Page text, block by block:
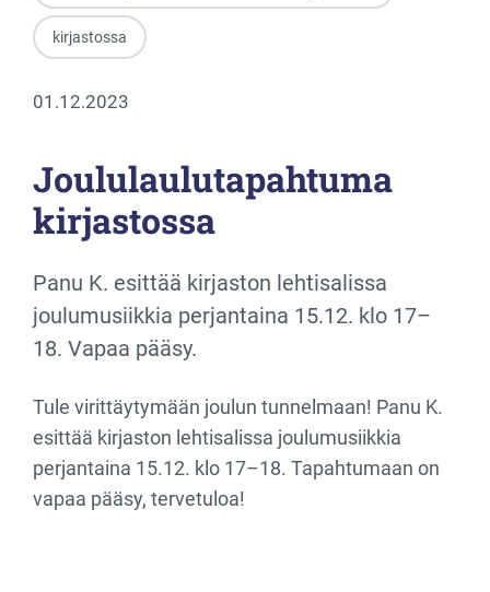
kirjastossa
01.12.2023
Joululaulutapahtuma
kirjastossa
Panu K. esittää kirjaston lehtisalissa
joulumusiikkia perjantaina 15.12. klo 17–
18. Vapaa pääsy.
Tule virittäytymään joulun tunnelmaan! Panu K.
esittää kirjaston lehtisalissa joulumusiikkia
perjantaina 15.12. klo 17–18. Tapahtumaan on
vapaa pääsy, tervetuloa!